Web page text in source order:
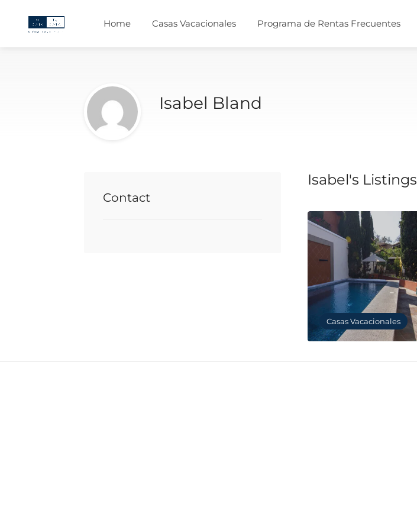
Home Casas Vacacionales Programa de Rentas Frecuentes
Isabel Bland
Contact
Isabel's Listings
Casas Vacacionales